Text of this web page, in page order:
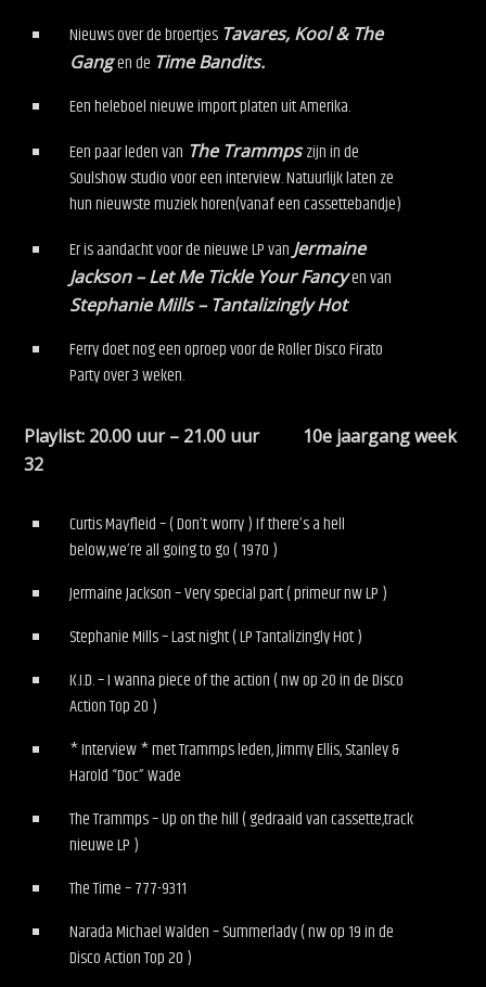
Nieuws over de broertjes Tavares, Kool & The
Gangen de Time Bandits.
Een heleboel nieuwe import platen uit Amerika.
Een paar leden van The Trammps zijn in de
Soulshow studio voor een interview. Natuurlijk laten ze
hun nieuwste muziek horen(vanaf een cassettebandje)
Er is aandacht voor de nieuwe LP vanJermaine
Jackson – Let Me Tickle Your Fancyen van
Stephanie Mills – Tantalizingly Hot
Ferry doet nog een oproep voor de Roller Disco Firato
Party over 3 weken.
Playlist: 20.00 uur – 21.00 uur 10e jaargang week
32
Curtis Mayfleid – ( Don’t worry ) If there’s a hell
below,we’re all going to go ( 1970 )
Jermaine Jackson – Very special part ( primeur nw LP )
Stephanie Mills – Last night ( LP Tantalizingly Hot )
K.I.D. – I wanna piece of the action ( nw op 20 in de Disco
Action Top 20 )
* Interview * met Trammps leden, Jimmy Ellis, Stanley &
Harold “Doc” Wade
The Trammps – Up on the hill ( gedraaid van cassette,track
nieuwe LP )
The Time – 777-9311
Narada Michael Walden – Summerlady ( nw op 19 in de
Disco Action Top 20 )